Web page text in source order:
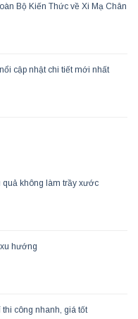
Bộ Kiến Thức về Xi Mạ Chân
cập nhật chi tiết mới nhất
không làm trầy xước
hướng
công nhanh, giá tốt